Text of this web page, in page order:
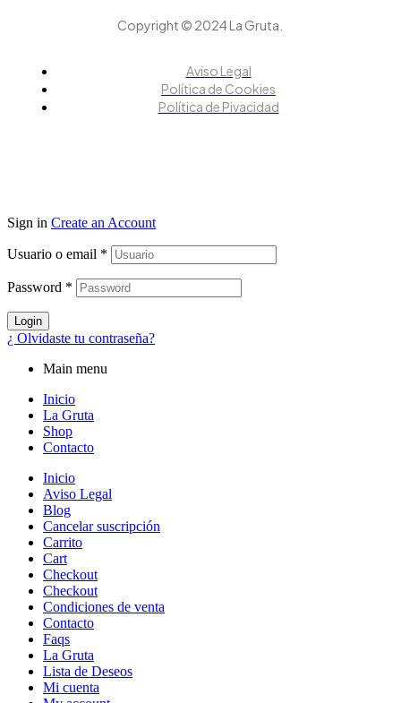
Copyright © 2024 La Gruta.
Aviso Legal
Política de Cookies
Política de Pivacidad
Sign in Create an Account
Usuario o email *
Password *
Login
¿ Olvidaste tu contraseña?
Main menu
Inicio
La Gruta
Shop
Contacto
Inicio
Aviso Legal
Blog
Cancelar suscripción
Carrito
Cart
Checkout
Checkout
Condiciones de venta
Contacto
Faqs
La Gruta
Lista de Deseos
Mi cuenta